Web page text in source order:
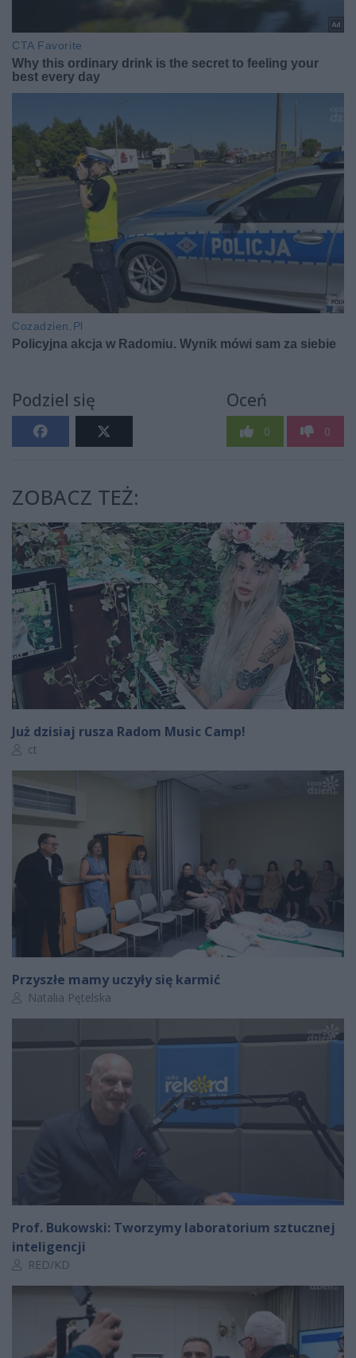
Podziel się Oceń
0 0
ZOBACZ TEŻ:
Już dzisiaj rusza Radom Music Camp!
Autor artykułu:
ct
Przyszłe mamy uczyły się karmić
Autor artykułu:
Natalia Pętelska
Prof. Bukowski: Tworzymy laboratorium sztucznej
inteligencji
Autor artykułu:
RED/KD